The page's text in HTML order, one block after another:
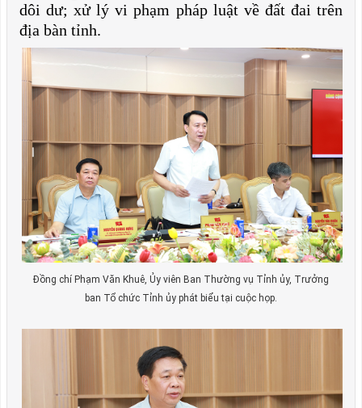
dôi dư; xử lý vi phạm pháp luật về đất đai trên
địa bàn tỉnh.
Đồng chí Phạm Văn Khuê, Ủy viên Ban Thường vụ Tỉnh ủy, Trưởng
ban Tổ chức Tỉnh ủy phát biểu tại cuộc họp.